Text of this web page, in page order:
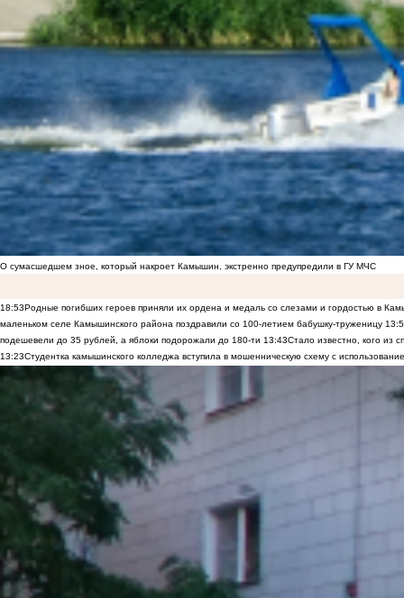
О сумасшедшем зное, который накроет Камышин, экстренно предупредили в ГУ МЧС
18:53Родные погибших героев приняли их ордена и медаль со слезами и гордостью в
маленьком селе Камышинского района поздравили со 100-летием бабушку-труженицу
подешевели до 35 рублей, а яблоки подорожали до 180-ти 13:43Стало известно, кого из
13:23Студентка камышинского колледжа вступила в мошенническую схему с